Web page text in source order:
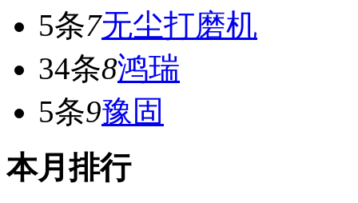
5条7无尘打磨机
34条8鸿瑞
5条9豫固
本月排行